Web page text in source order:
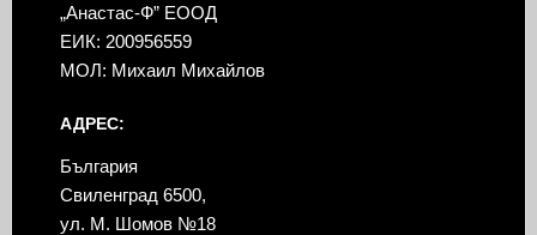
„Анастас-Ф” ЕООД
ЕИК: 200956559
МОЛ: Михаил Михайлов
АДРЕС:
България
Свиленград 6500,
ул. М. Шомов №18